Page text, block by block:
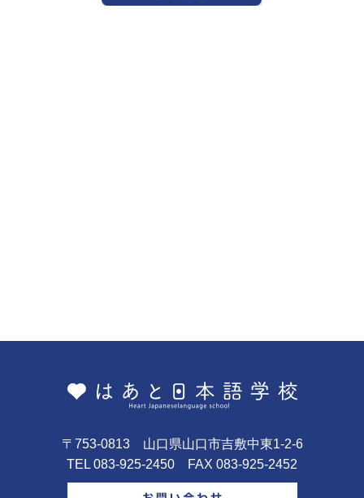
〒753-0813 山口県山口市吉敷中東1-2-6
TEL 083-925-2450 FAX 083-925-2452